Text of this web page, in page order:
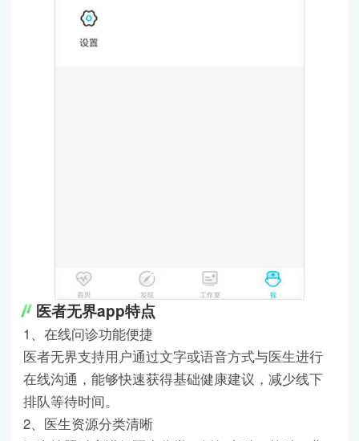
医者无界app特点
1、在线问诊功能便捷
医者无界支持用户通过文字或语音方式与医生进行
在线沟通，能够快速获得基础健康建议，减少线下
排队等待时间。
2、医生资源分类清晰